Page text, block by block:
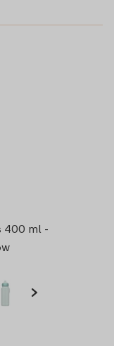
400 ml -